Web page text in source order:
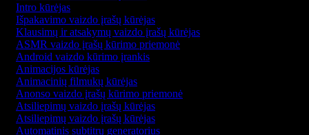
Intro kūrėjas
Išpakavimo vaizdo įrašų kūrėjas
Klausimų ir atsakymų vaizdo įrašų kūrėjas
ASMR vaizdo įrašų kūrimo priemonė
Android vaizdo kūrimo įrankis
Animacijos kūrėjas
Animacinių filmukų kūrėjas
Anonso vaizdo įrašų kūrimo priemonė
Atsiliepimų vaizdo įrašų kūrėjas
Atsiliepimų vaizdo įrašų kūrėjas
Automatinis subtitrų generatorius